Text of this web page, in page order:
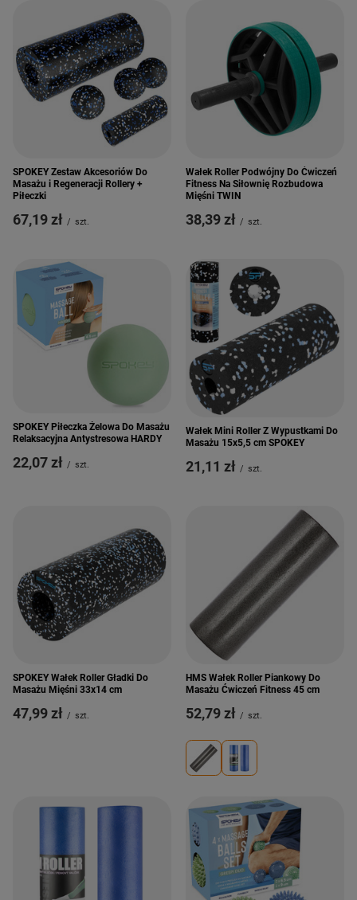
SPOKEY Zestaw Akcesoriów Do
Masażu i Regeneracji Rollery +
Piłeczki
67,19 zł / szt.
Wałek Roller Podwójny Do Ćwiczeń
Fitness Na Siłownię Rozbudowa
Mięśni TWIN
38,39 zł / szt.
SPOKEY Piłeczka Żelowa Do Masażu
Relaksacyjna Antystresowa HARDY
22,07 zł / szt.
Wałek Mini Roller Z Wypustkami Do
Masażu 15x5,5 cm SPOKEY
21,11 zł / szt.
SPOKEY Wałek Roller Gładki Do
Masażu Mięśni 33x14 cm
47,99 zł / szt.
HMS Wałek Roller Piankowy Do
Masażu Ćwiczeń Fitness 45 cm
52,79 zł / szt.